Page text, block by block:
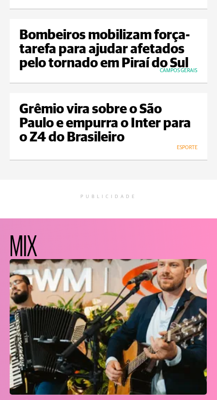
Bombeiros mobilizam força-
tarefa para ajudar afetados
pelo tornado em Piraí do Sul
CAMPOS GERAIS
Grêmio vira sobre o São
Paulo e empurra o Inter para
o Z4 do Brasileiro
ESPORTE
PUBLICIDADE
MIX